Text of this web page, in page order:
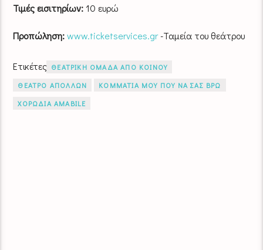
Τιμές εισιτηρίων:10 ευρώ
Προπώληση: www.ticketservices.gr-Ταμεία του θεάτρου
Ετικέτες ΘΕΑΤΡΙΚΗ ΟΜΑΔΑ ΑΠΟ ΚΟΙΝΟΥ
ΘΕΑΤΡΟ ΑΠΟΛΛΩΝ
ΚΟΜΜΑΤΙΑ ΜΟΥ ΠΟΥ ΝΑ ΣΑΣ ΒΡΩ
ΧΟΡΩΔΙΑ AMABILE